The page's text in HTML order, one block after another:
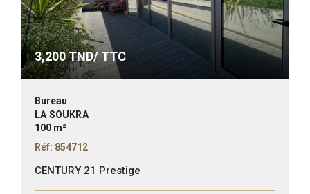
3,200TND/ TTC
Bureau
LA SOUKRA
100 m²
Réf: 854712
CENTURY 21 Prestige